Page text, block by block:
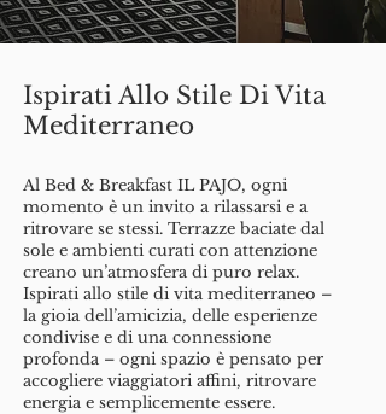
Ispirati Allo Stile Di Vita
Mediterraneo
Al Bed & Breakfast IL PAJO, ogni
momento è un invito a rilassarsi e a
ritrovare se stessi. Terrazze baciate dal
sole e ambienti curati con attenzione
creano un’atmosfera di puro relax.​
Ispirati allo stile di vita mediterraneo –
la gioia dell’amicizia, delle esperienze
condivise e di una connessione
profonda – ogni spazio è pensato per
accogliere viaggiatori affini, ritrovare
energia e semplicemente essere.